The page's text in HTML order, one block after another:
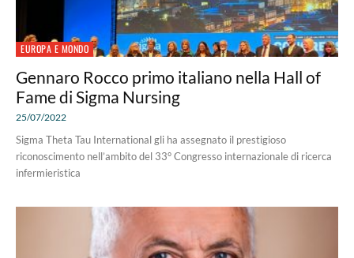
EUROPA E MONDO
Gennaro Rocco primo italiano nella Hall of
Fame di Sigma Nursing
25/07/2022
Sigma Theta Tau International gli ha assegnato il prestigioso
riconoscimento nell’ambito del 33° Congresso internazionale di ricerca
infermieristica